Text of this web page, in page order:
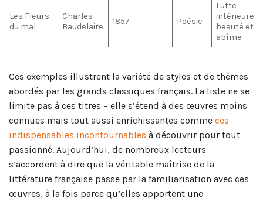
Les Fleurs
du mal
Charles
Baudelaire
1857 Poésie
Lutte
intérieure,
beauté et
abîme
Ces exemples illustrent la variété de styles et de thèmes
abordés par les grands classiques français. La liste ne se
limite pas à ces titres – elle s’étend à des œuvres moins
connues mais tout aussi enrichissantes comme ces
indispensables incontournables à découvrir pour tout
passionné. Aujourd’hui, de nombreux lecteurs
s’accordent à dire que la véritable maîtrise de la
littérature française passe par la familiarisation avec ces
œuvres, à la fois parce qu’elles apportent une